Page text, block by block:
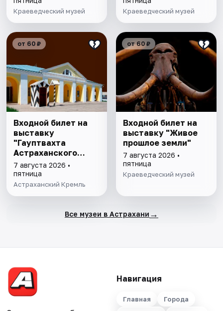
Краеведческий музей Краеведческий музей
от 60 ₽
Входной билет на
выставку
"Гауптвахта
Астраханского
гарнизона. XIX в."
7 августа 2026 •
пятница
Астраханский Кремль
от 60 ₽
Входной билет на
выставку "Живое
прошлое земли"
7 августа 2026 •
пятница
Краеведческий музей
Все музеи в Астрахани →
Навигация
Главная
Города